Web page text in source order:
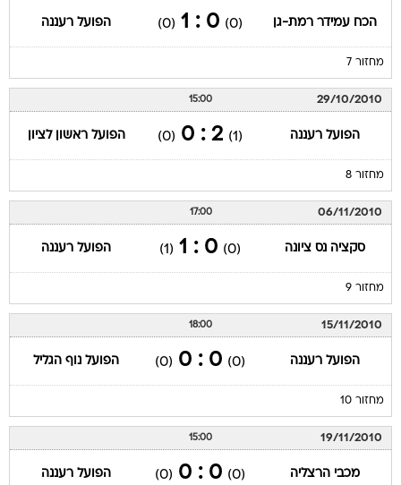
הכח עמידר רמת-גן (0)
0 : 1
(0) הפועל רעננה
מחזור 7
29/10/2010
15:00
הפועל רעננה (1)
2 : 0
(0) הפועל ראשון לציון
מחזור 8
06/11/2010
17:00
סקציה נס ציונה (0)
0 : 1
(1) הפועל רעננה
מחזור 9
15/11/2010
18:00
הפועל רעננה (0)
0 : 0
(0) הפועל נוף הגליל
מחזור 10
19/11/2010
15:00
מכבי הרצליה (0)
0 : 0
(0) הפועל רעננה